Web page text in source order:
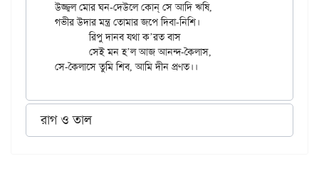
উজ্জ্বল মোর ঘন-দেউলে কোন্ সে আদি ঋষি,
গভীর উদার মন্ত্র তোমার জপে দিবা-নিশি।
	রিপু দানব যথা ক’রত বাস
রাগ ও তাল